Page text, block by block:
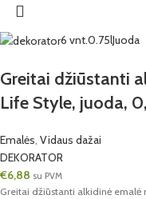
6 vnt.0.75lJuoda
Greitai džiūstanti
Life Style, juoda,
Emalės, Vidaus dažai
DEKORATOR
€6,88 su PVM
Greitai džiūstanti alkidinė